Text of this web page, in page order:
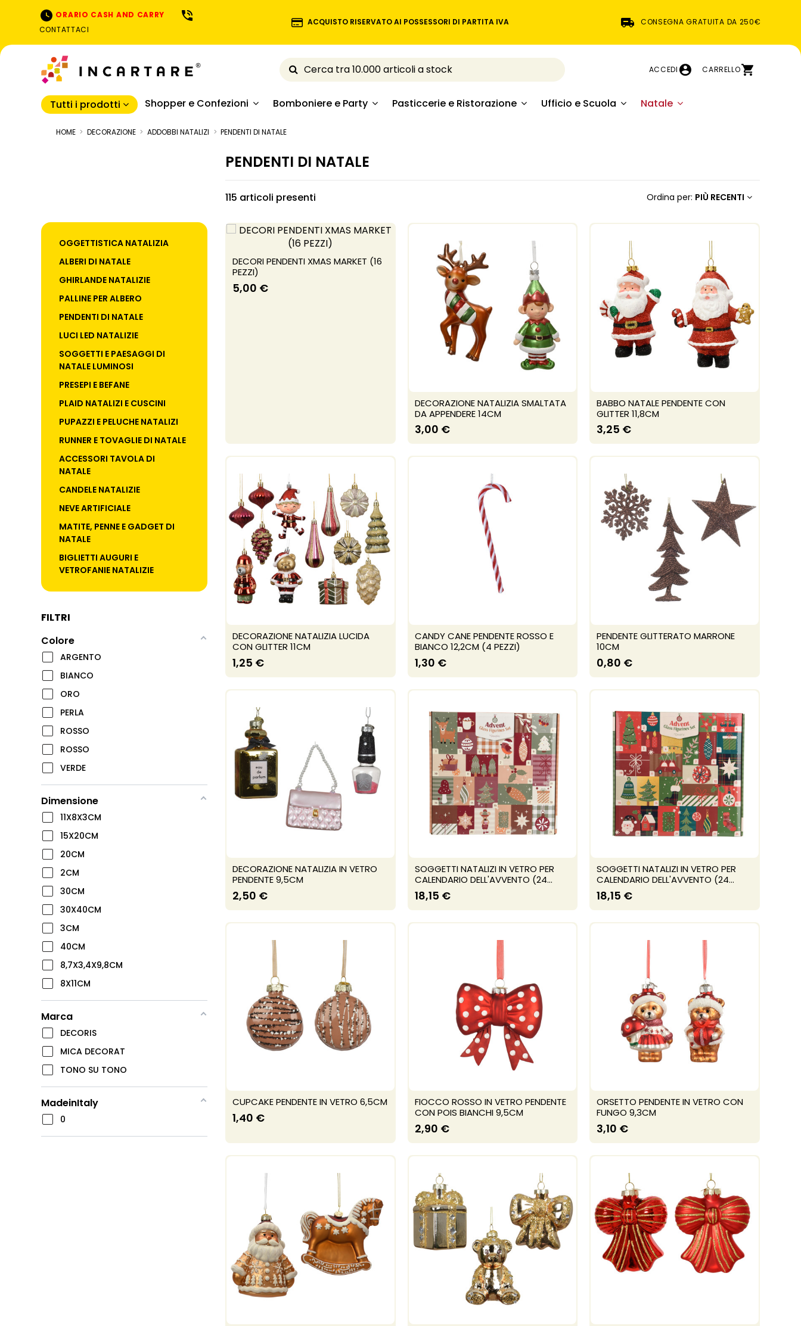
ORARIO CASH AND CARRY
CONTATTACI
ACQUISTO RISERVATO AI POSSESSORI DI PARTITA IVA CONSEGNA GRATUITA DA 250€
ACCEDI CARRELLO
Tutti i prodotti Shopper e Confezioni Bomboniere e Party Pasticcerie e Ristorazione Ufficio e Scuola Natale
HOME DECORAZIONE ADDOBBI NATALIZI PENDENTI DI NATALE
PENDENTI DI NATALE
115 articoli presenti Ordina per: PIÙ RECENTI
DECORI PENDENTI XMAS MARKET (16
PEZZI)
5,00 €
DECORAZIONE NATALIZIA SMALTATA
DA APPENDERE 14CM
3,00 €
BABBO NATALE PENDENTE CON
GLITTER 11,8CM
3,25 €
DECORAZIONE NATALIZIA LUCIDA
CON GLITTER 11CM
1,25 €
CANDY CANE PENDENTE ROSSO E
BIANCO 12,2CM (4 PEZZI)
1,30 €
PENDENTE GLITTERATO MARRONE
10CM
0,80 €
DECORAZIONE NATALIZIA IN VETRO
PENDENTE 9,5CM
2,50 €
SOGGETTI NATALIZI IN VETRO PER
CALENDARIO DELL'AVVENTO (24...
18,15 €
SOGGETTI NATALIZI IN VETRO PER
CALENDARIO DELL'AVVENTO (24...
18,15 €
CUPCAKE PENDENTE IN VETRO 6,5CM
1,40 €
FIOCCO ROSSO IN VETRO PENDENTE
CON POIS BIANCHI 9,5CM
2,90 €
ORSETTO PENDENTE IN VETRO CON
FUNGO 9,3CM
3,10 €
OGGETTISTICA NATALIZIA
ALBERI DI NATALE
GHIRLANDE NATALIZIE
PALLINE PER ALBERO
PENDENTI DI NATALE
LUCI LED NATALIZIE
SOGGETTI E PAESAGGI DI
NATALE LUMINOSI
PRESEPI E BEFANE
PLAID NATALIZI E CUSCINI
PUPAZZI E PELUCHE NATALIZI
RUNNER E TOVAGLIE DI NATALE
ACCESSORI TAVOLA DI
NATALE
CANDELE NATALIZIE
NEVE ARTIFICIALE
MATITE, PENNE E GADGET DI
NATALE
BIGLIETTI AUGURI E
VETROFANIE NATALIZIE
FILTRI
Colore
ARGENTO
BIANCO
ORO
PERLA
ROSSO
ROSSO
VERDE
Dimensione
11X8X3CM
15X20CM
20CM
2CM
30CM
30X40CM
3CM
40CM
8,7X3,4X9,8CM
8X11CM
Marca
DECORIS
MICA DECORAT
TONO SU TONO
MadeinItaly
0